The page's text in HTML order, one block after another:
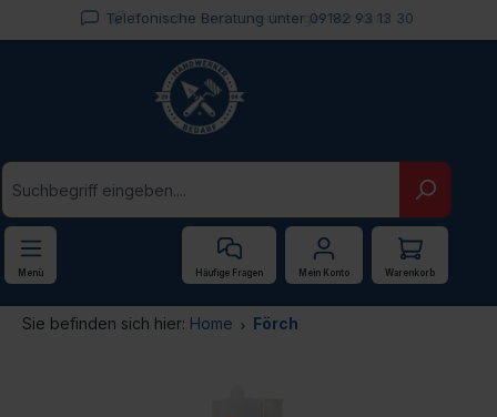
springen Telefonische Beratung unter 09182 93 13 30
Schneller und zuverlässiger Versand
Menü Häufige Fragen Mein Konto Warenkorb
Sie befinden sich hier: Home Förch